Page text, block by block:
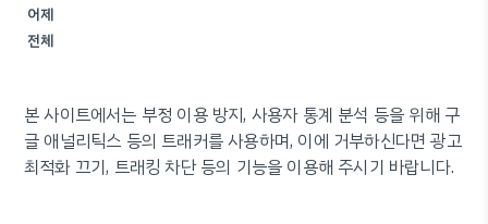
어제
전체
본 사이트에서는 부정 이용 방지, 사용자 통계 분석 등을 위해 구
글 애널리틱스 등의 트래커를 사용하며, 이에 거부하신다면 광고
최적화 끄기, 트래킹 차단 등의 기능을 이용해 주시기 바랍니다.